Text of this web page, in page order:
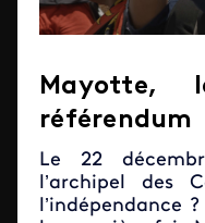
Mayotte,
référendum
Le 22
l’archipel des
l’indépendance